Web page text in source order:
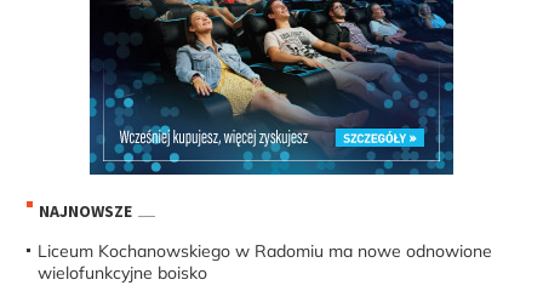
NAJNOWSZE
Liceum Kochanowskiego w Radomiu ma nowe odnowione
wielofunkcyjne boisko